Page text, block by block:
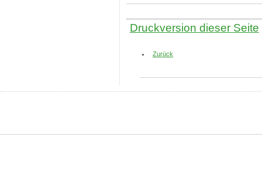
Druckversion dieser Seite
Zurück